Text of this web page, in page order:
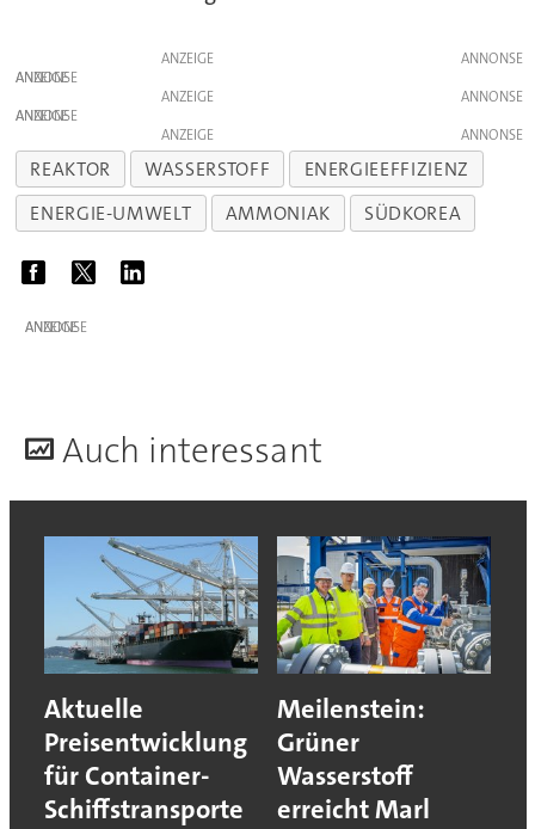
ANZEIGE
ANZEIGE
ANZEIGE
ANZEIGE
ANZEIGE
REAKTOR WASSERSTOFF
ENERGIEEFFIZIENZ
ENERGIE-UMWELT
AMMONIAK SÜDKOREA
ANZEIGE
Auch interessant
Aktuelle
Preisentwicklung
für Container-
Schiffstransporte
Meilenstein:
Grüner
Wasserstoff
erreicht Marl